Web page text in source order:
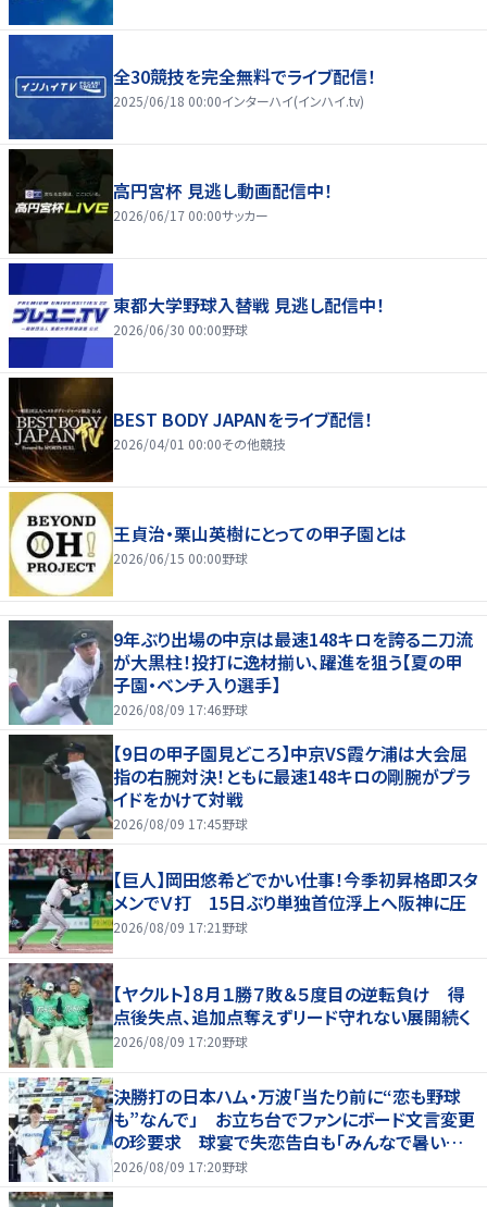
全30競技を完全無料でライブ配信！
2025/06/18 00:00インターハイ(インハイ.tv)
高円宮杯 見逃し動画配信中！
2026/06/17 00:00サッカー
東都大学野球入替戦 見逃し配信中！
2026/06/30 00:00野球
BEST BODY JAPANをライブ配信！
2026/04/01 00:00その他競技
王貞治・栗山英樹にとっての甲子園とは
2026/06/15 00:00野球
9年ぶり出場の中京は最速148キロを誇る二刀流
が大黒柱！投打に逸材揃い、躍進を狙う【夏の甲
子園・ベンチ入り選手】
2026/08/09 17:46野球
【9日の甲子園見どころ】中京VS霞ケ浦は大会屈
指の右腕対決！ともに最速148キロの剛腕がプラ
イドをかけて対戦
2026/08/09 17:45野球
【巨人】岡田悠希どでかい仕事！今季初昇格即スタ
メンでＶ打 15日ぶり単独首位浮上へ阪神に圧
2026/08/09 17:21 野球
【ヤクルト】８月１勝７敗＆５度目の逆転負け 得
点後失点、追加点奪えずリード守れない展開続く
2026/08/09 17:20野球
決勝打の日本ハム・万波「当たり前に“恋も野球
も”なんで」 お立ち台でファンにボード文言変更
の珍要求 球宴で失恋告白も「みんなで暑い夏
にしましょう！」
2026/08/09 17:20野球